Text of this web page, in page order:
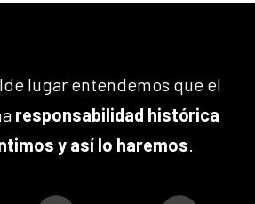
lugar entendemos que el
responsabilidad histórica
y así lo haremos.